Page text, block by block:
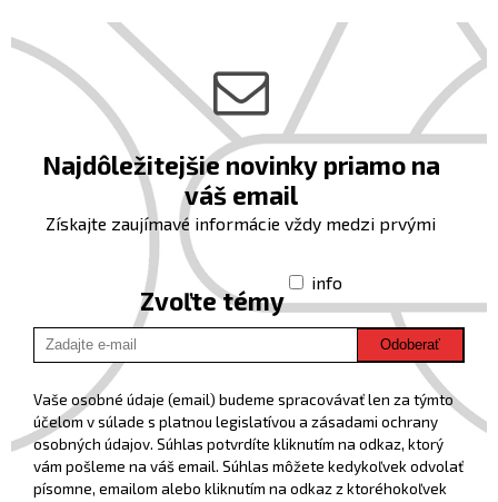
Najdôležitejšie novinky priamo na
váš email
Získajte zaujímavé informácie vždy medzi prvými
Zvoľte témy
info
Odoberať
Vaše osobné údaje (email) budeme spracovávať len za týmto
účelom v súlade s platnou legislatívou a zásadami ochrany
osobných údajov. Súhlas potvrdíte kliknutím na odkaz, ktorý
vám pošleme na váš email. Súhlas môžete kedykoľvek odvolať
písomne, emailom alebo kliknutím na odkaz z ktoréhokoľvek